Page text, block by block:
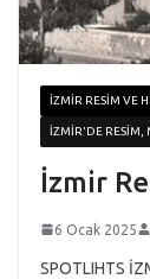
İZMIR RESIM VE
İZMIR'DE RESIM,
İzmir
6 Ocak 2025
SPOTLIHTS